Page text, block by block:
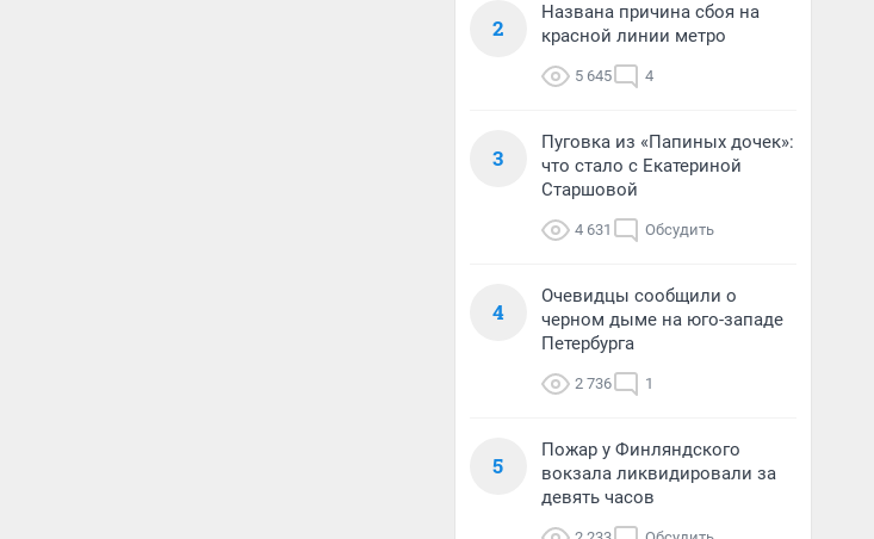
2
Названа причина сбоя на
красной линии метро
5 645 4
3
Пуговка из «Папиных дочек»:
что стало с Екатериной
Старшовой
4 631 Обсудить
4
Очевидцы сообщили о
черном дыме на юго-западе
Петербурга
2 736 1
5
Пожар у Финляндского
вокзала ликвидировали за
девять часов